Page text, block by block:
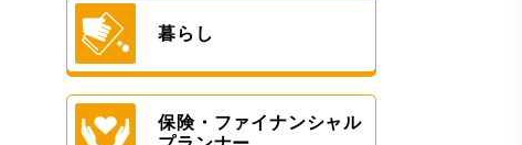
暮らし
保険・ファイナンシャル